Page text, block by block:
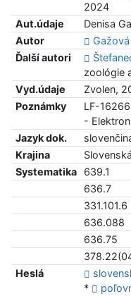
2024
Aut.údaje
Denisa
Autor
Ďalší autori
zoológie
Vyd.údaje
Zvolen,
Poznámky
LF-
-
Jazyk dok.
Krajina
Systematika
639.1
636.7
331.101.6
636.088
636.75
Heslá
*